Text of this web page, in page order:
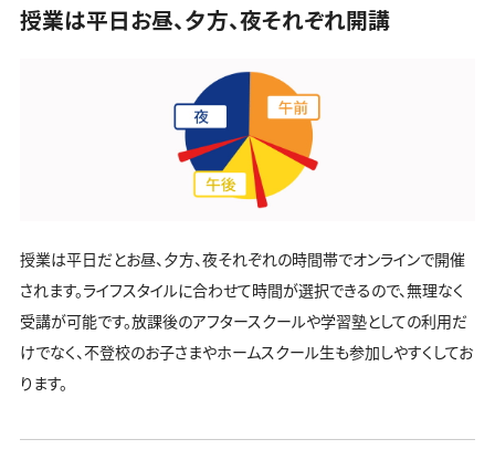
授業は平日お昼、夕方、夜それぞれ開講
授業は平日だとお昼、夕方、夜それぞれの時間帯でオンラインで開催
されます。ライフスタイルに合わせて時間が選択できるので、無理なく
受講が可能です。放課後のアフタースクールや学習塾としての利用だ
けでなく、不登校のお子さまやホームスクール生も参加しやすくしてお
ります。